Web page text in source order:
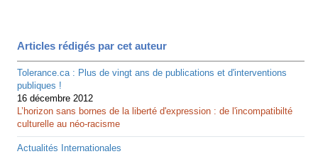
Articles rédigés par cet auteur
Tolerance.ca : Plus de vingt ans de publications et d'interventions
publiques !
16 décembre 2012
L’horizon sans bornes de la liberté d'expression : de l'incompatibilté
culturelle au néo-racisme
Actualités Internationales